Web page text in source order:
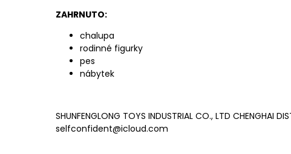
ZAHRNUTO:
chalupa
rodinné figurky
pes
nábytek
SHUNFENGLONG TOYS INDUSTRIAL CO., LTD CHENGHAI
selfconfident@icloud.com